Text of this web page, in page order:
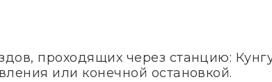
проходящих через станцию:
или конечной остановкой.